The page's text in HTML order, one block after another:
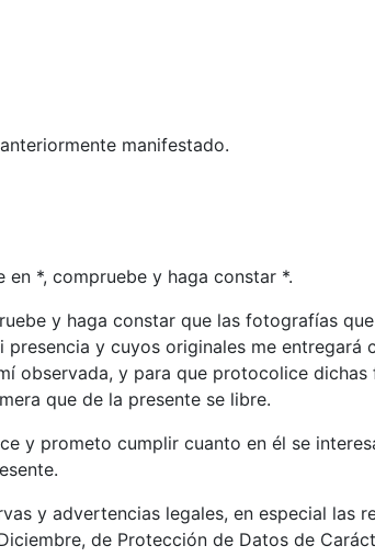
manifestado.
en *, compruebe y haga constar *.
y haga constar que las fotografías
y cuyos originales me entregará
observada, y para que protocolice
que de la presente se libre.
y prometo cumplir cuanto en él se
y advertencias legales, en especial las
de Protección de Datos de